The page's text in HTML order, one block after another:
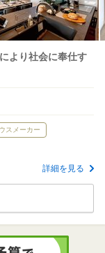
より社会に奉仕す
スメーカー
詳細を見る